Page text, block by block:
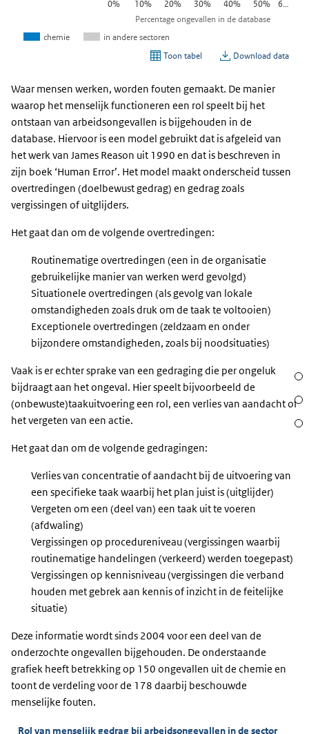
Waar mensen werken, worden fouten gemaakt. De manier
waarop het menselijk functioneren een rol speelt bij het
ontstaan van arbeidsongevallen is bijgehouden in de
database. Hiervoor is een model gebruikt dat is afgeleid van
het werk van James Reason uit 1990 en dat is beschreven in
zijn boek ‘Human Error’. Het model maakt onderscheid tussen
overtredingen (doelbewust gedrag) en gedrag zoals
vergissingen of uitglijders.
Het gaat dan om de volgende overtredingen:
Routinematige overtredingen (een in de organisatie
gebruikelijke manier van werken werd gevolgd)
Situationele overtredingen (als gevolg van lokale
omstandigheden zoals druk om de taak te voltooien)
Exceptionele overtredingen (zeldzaam en onder
bijzondere omstandigheden, zoals bij noodsituaties)
Vaak is er echter sprake van een gedraging die per ongeluk
bijdraagt aan het ongeval. Hier speelt bijvoorbeeld de
(onbewuste)taakuitvoering een rol, een verlies van aandacht of
het vergeten van een actie.
Het gaat dan om de volgende gedragingen:
Verlies van concentratie of aandacht bij de uitvoering van
een specifieke taak waarbij het plan juist is (uitglijder)
Vergeten om een (deel van) een taak uit te voeren
(afdwaling)
Vergissingen op procedureniveau (vergissingen waarbij
routinematige handelingen (verkeerd) werden toegepast)
Vergissingen op kennisniveau (vergissingen die verband
houden met gebrek aan kennis of inzicht in de feitelijke
situatie)
Deze informatie wordt sinds 2004 voor een deel van de
onderzochte ongevallen bijgehouden. De onderstaande
grafiek heeft betrekking op 150 ongevallen uit de chemie en
toont de verdeling voor de 178 daarbij beschouwde
menselijke fouten.